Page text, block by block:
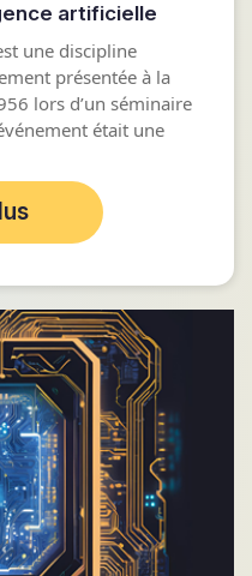
artificielle
une discipline
présentée à la
lors d’un séminaire
était une